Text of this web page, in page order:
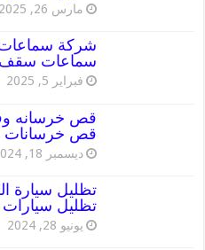
مارس 26, 2025
سماعات سقف BOSE أصلية
فبراير 5, 2025
قص خرسانات
ديسمبر 18, 2024
تظليل سيارات
يونيو 28, 2024